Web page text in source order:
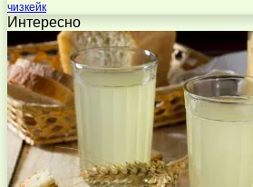
чизкейк
Интересно